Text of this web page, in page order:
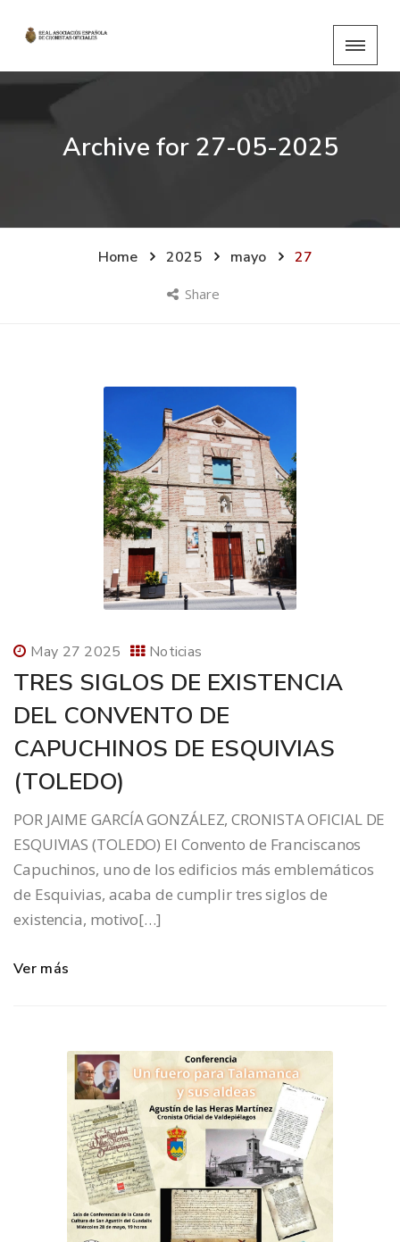
Archive for 27-05-2025
Home 2025 mayo 27
Share
May 27 2025 Noticias
TRES SIGLOS DE EXISTENCIA
DEL CONVENTO DE
CAPUCHINOS DE ESQUIVIAS
(TOLEDO)
POR JAIME GARCÍA GONZÁLEZ, CRONISTA OFICIAL DE
ESQUIVIAS (TOLEDO) El Convento de Franciscanos
Capuchinos, uno de los edificios más emblemáticos
de Esquivias, acaba de cumplir tres siglos de
existencia, motivo[…]
Ver más